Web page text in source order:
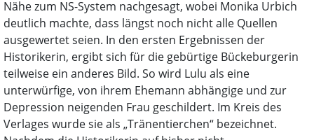
Nähe zum NS-System nachgesagt, wobei Monika Urbich
deutlich machte, dass längst noch nicht alle Quellen
ausgewertet seien. In den ersten Ergebnissen der
Historikerin, ergibt sich für die gebürtige Bückeburgerin
teilweise ein anderes Bild. So wird Lulu als eine
unterwürfige, von ihrem Ehemann abhängige und zur
Depression neigenden Frau geschildert. Im Kreis des
Verlages wurde sie als „Tränentierchen“ bezeichnet.